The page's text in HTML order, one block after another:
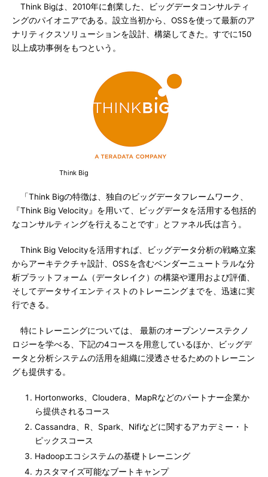
Think Bigは、2010年に創業した、ビッグデータコンサルティ
ングのパイオニアである。設立当初から、OSSを使って最新のア
ナリティクスソリューションを設計、構築してきた。すでに150
以上成功事例をもつという。
Think Big
「Think Bigの特徴は、独自のビッグデータフレームワーク、
『Think Big Velocity』を用いて、ビッグデータを活用する包括的
なコンサルティングを行えることです」とファネル氏は言う。
Think Big Velocityを活用すれば、ビッグデータ分析の戦略立案
からアーキテクチャ設計、OSSを含むベンダーニュートラルな分
析プラットフォーム（データレイク）の構築や運用および評価、
そしてデータサイエンティストのトレーニングまでを、迅速に実
行できる。
特にトレーニングについては、 最新のオープンソーステクノ
ロジーを学べる、下記の4コースを用意しているほか、ビッグデ
ータと分析システムの活用を組織に浸透させるためのトレーニン
グも提供する。
Hortonworks、Cloudera、MapRなどのパートナー企業か
ら提供されるコース
Cassandra、R、Spark、Nifiなどに関するアカデミー・ト
ピックスコース
Hadoopエコシステムの基礎トレーニング
カスタマイズ可能なブートキャンプ